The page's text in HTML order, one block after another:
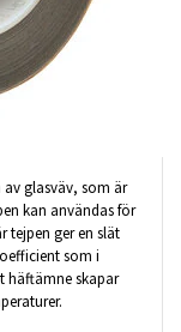
av glasväv, som är
kan användas för
tejpen ger en slät
som i
häftämne skapar